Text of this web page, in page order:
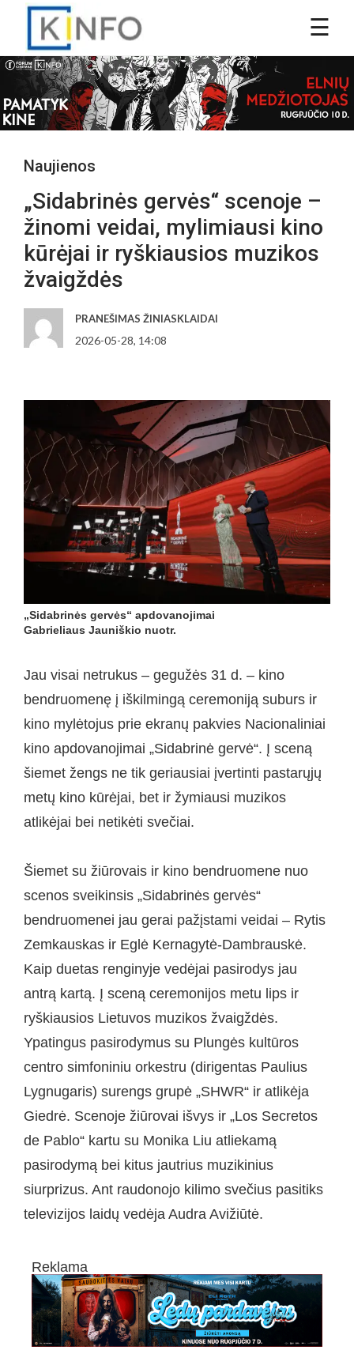
Naujienos
„Sidabrinės gervės“ scenoje –
žinomi veidai, mylimiausi kino
kūrėjai ir ryškiausios muzikos
žvaigždės
PRANEŠIMAS ŽINIASKLAIDAI
2026-05-28, 14:08
„Sidabrinės gervės“ apdovanojimai
Gabrieliaus Jauniškio nuotr.
Jau visai netrukus – gegužės 31 d. – kino
bendruomenę į iškilmingą ceremoniją suburs ir
kino mylėtojus prie ekranų pakvies Nacionaliniai
kino apdovanojimai „Sidabrinė gervė“. Į sceną
šiemet žengs ne tik geriausiai įvertinti pastarųjų
metų kino kūrėjai, bet ir žymiausi muzikos
atlikėjai bei netikėti svečiai.
Šiemet su žiūrovais ir kino bendruomene nuo
scenos sveikinsis „Sidabrinės gervės“
bendruomenei jau gerai pažįstami veidai – Rytis
Zemkauskas ir Eglė Kernagytė-Dambrauskė.
Kaip duetas renginyje vedėjai pasirodys jau
antrą kartą. Į sceną ceremonijos metu lips ir
ryškiausios Lietuvos muzikos žvaigždės.
Ypatingus pasirodymus su Plungės kultūros
centro simfoniniu orkestru (dirigentas Paulius
Lygnugaris) surengs grupė „SHWR“ ir atlikėja
Giedrė. Scenoje žiūrovai išvys ir „Los Secretos
de Pablo“ kartu su Monika Liu atliekamą
pasirodymą bei kitus jautrius muzikinius
siurprizus. Ant raudonojo kilimo svečius pasitiks
televizijos laidų vedėja Audra Avižiūtė.
Reklama